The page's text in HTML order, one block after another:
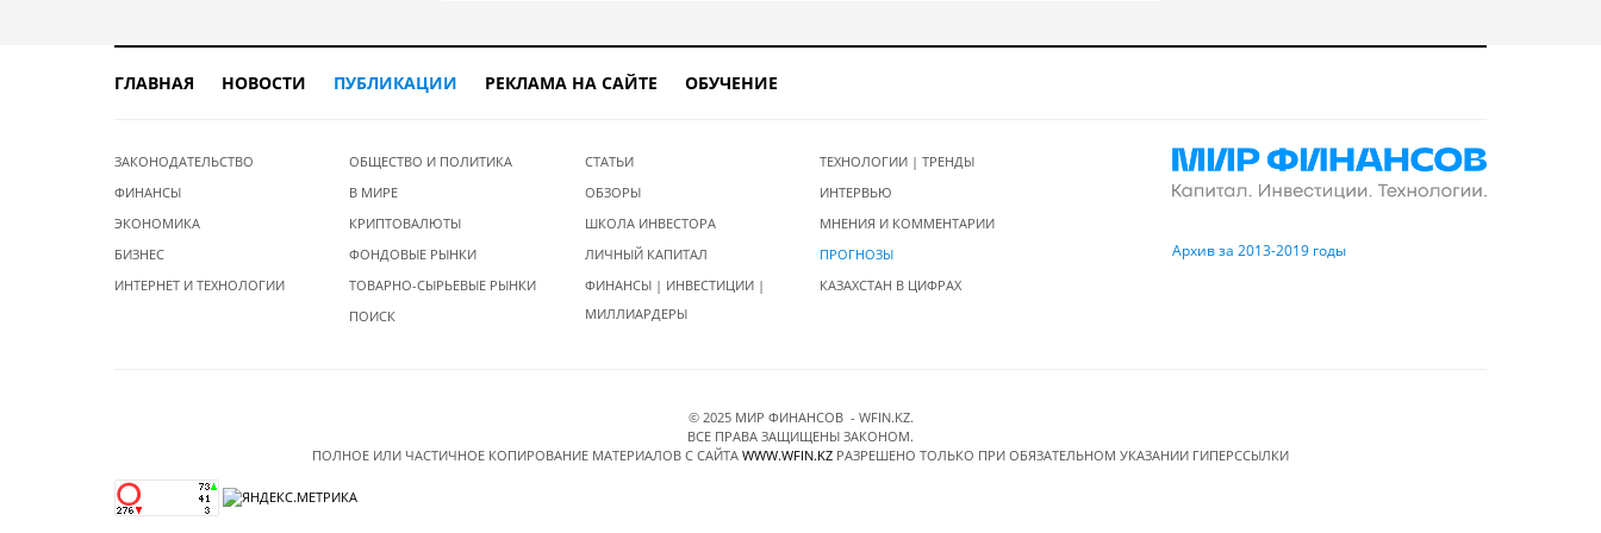
ГЛАВНАЯ НОВОСТИ ПУБЛИКАЦИИ РЕКЛАМА НА САЙТЕ ОБУЧЕНИЕ
ЗАКОНОДАТЕЛЬСТВО
ФИНАНСЫ
ЭКОНОМИКА
БИЗНЕС
ИНТЕРНЕТ И ТЕХНОЛОГИИ
ОБЩЕСТВО И ПОЛИТИКА
В МИРЕ
КРИПТОВАЛЮТЫ
ФОНДОВЫЕ РЫНКИ
ТОВАРНО-СЫРЬЕВЫЕ РЫНКИ
ПОИСК
СТАТЬИ
ОБЗОРЫ
ШКОЛА ИНВЕСТОРА
ЛИЧНЫЙ КАПИТАЛ
ФИНАНСЫ | ИНВЕСТИЦИИ |
МИЛЛИАРДЕРЫ
ТЕХНОЛОГИИ | ТРЕНДЫ
ИНТЕРВЬЮ
МНЕНИЯ И КОММЕНТАРИИ
ПРОГНОЗЫ
КАЗАХСТАН В ЦИФРАХ
Архив за 2013-2019 годы
© 2025 МИР ФИНАНСОВ - WFIN.KZ.
ВСЕ ПРАВА ЗАЩИЩЕНЫ ЗАКОНОМ.
ПОЛНОЕ ИЛИ ЧАСТИЧНОЕ КОПИРОВАНИЕ МАТЕРИАЛОВ C САЙТА WWW.WFIN.KZ РАЗРЕШЕНО ТОЛЬКО ПРИ ОБЯЗАТЕЛЬНОМ УКАЗАНИИ ГИПЕРССЫЛКИ